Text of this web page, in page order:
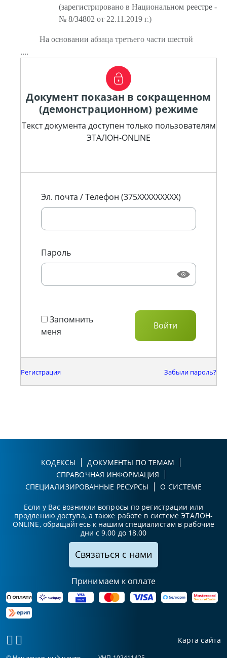
(зарегистрировано в Национальном реестре -
№ 8/34802 от 22.11.2019 г.)
На основании абзаца третьего части шестой
....
Документ показан в сокращенном
(демонстрационном) режиме
Текст документа доступен только пользователям
ЭТАЛОН-ONLINE
Эл. почта / Телефон (375XXXXXXXXX)
Пароль
Запомнить
меня
Регистрация Забыли пароль?
КОДЕКСЫ
ДОКУМЕНТЫ ПО ТЕМАМ
СПРАВОЧНАЯ ИНФОРМАЦИЯ
СПЕЦИАЛИЗИРОВАННЫЕ РЕСУРСЫ
О СИСТЕМЕ
Если у Вас возникли вопросы по регистрации или
продлению доступа, а также работе в системе ЭТАЛОН-
ONLINE, обращайтесь к нашим специалистам в рабочие
дни с 9.00 до 18.00
Связаться с нами
Принимаем к оплате
Карта сайта